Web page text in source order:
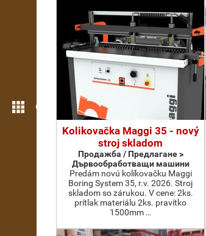
Още функции
Kolikovačka Maggi 35 - nový
stroj skladom
Продажба / Предлагане >
Дървообработващи машини
Predám novú kolíkovačku Maggi
Boring System 35, r.v. 2026. Stroj
skladom so zárukou. V cene: 2ks.
prítlak materiálu 2ks. pravítko
1500mm …